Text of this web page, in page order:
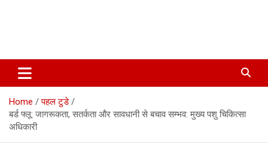
Home
पहल टुडे
बर्ड फ्लू: जागरूकता, सतर्कता और सावधानी से बचाव सम्भव: मुख्य पशु चिकित्सा
अधिकारी